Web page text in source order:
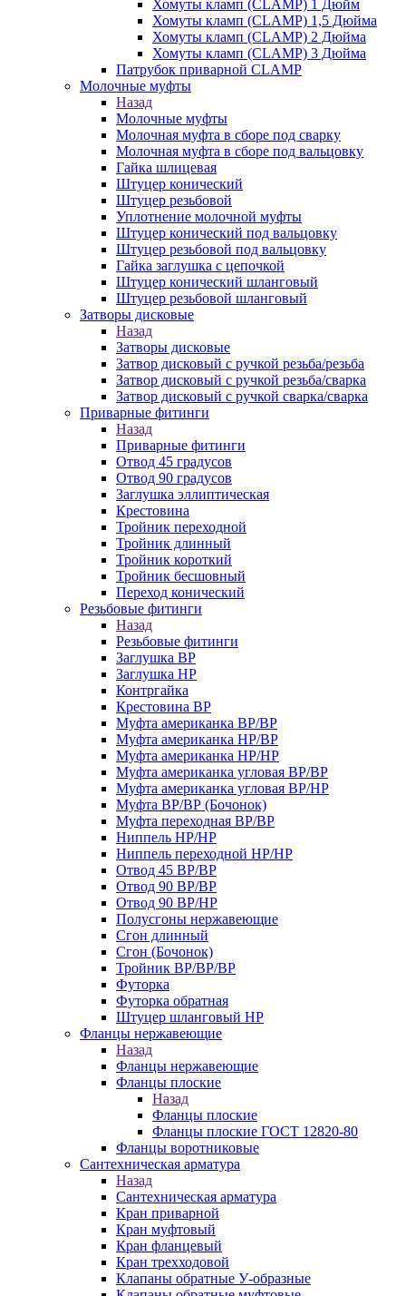
Хомуты кламп (CLAMP) 1 Дюйм
Хомуты кламп (CLAMP) 1,5 Дюйма
Хомуты кламп (CLAMP) 2 Дюйма
Хомуты кламп (CLAMP) 3 Дюйма
Патрубок приварной CLAMP
Молочные муфты
Назад
Молочные муфты
Молочная муфта в сборе под сварку
Молочная муфта в сборе под вальцовку
Гайка шлицевая
Штуцер конический
Штуцер резьбовой
Уплотнение молочной муфты
Штуцер конический под вальцовку
Штуцер резьбовой под вальцовку
Гайка заглушка с цепочкой
Штуцер конический шланговый
Штуцер резьбовой шланговый
Затворы дисковые
Назад
Затворы дисковые
Затвор дисковый с ручкой резьба/резьба
Затвор дисковый с ручкой резьба/сварка
Затвор дисковый с ручкой сварка/сварка
Приварные фитинги
Назад
Приварные фитинги
Отвод 45 градусов
Отвод 90 градусов
Заглушка эллиптическая
Крестовина
Тройник переходной
Тройник длинный
Тройник короткий
Тройник бесшовный
Переход конический
Резьбовые фитинги
Назад
Резьбовые фитинги
Заглушка ВР
Заглушка НР
Контргайка
Крестовина ВР
Муфта американка ВР/ВР
Муфта американка НР/ВР
Муфта американка НР/НР
Муфта американка угловая ВР/ВР
Муфта американка угловая ВР/НР
Муфта ВР/ВР (Бочонок)
Муфта переходная ВР/ВР
Ниппель НР/НР
Ниппель переходной НР/НР
Отвод 45 ВР/ВР
Отвод 90 ВР/ВР
Отвод 90 ВР/НР
Полусгоны нержавеющие
Сгон длинный
Сгон (Бочонок)
Тройник ВР/ВР/ВР
Футорка
Футорка обратная
Штуцер шланговый НР
Фланцы нержавеющие
Назад
Фланцы нержавеющие
Фланцы плоские
Назад
Фланцы плоские
Фланцы плоские ГОСТ 12820-80
Фланцы воротниковые
Сантехническая арматура
Назад
Сантехническая арматура
Кран приварной
Кран муфтовый
Кран фланцевый
Кран трехходовой
Клапаны обратные У-образные